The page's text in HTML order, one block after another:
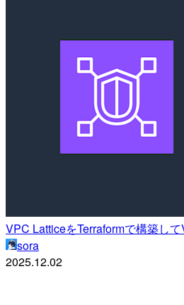
VPC LatticeをTerraformで構築し
sora
2025.12.02